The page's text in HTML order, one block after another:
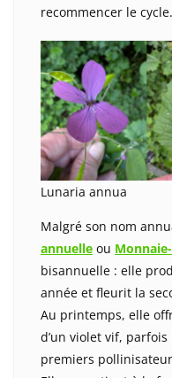
recommencer le cycle.
Lunaria annua
Malgré son nom
annuelle ou
bisannuelle : elle
année et fleurit la
Au printemps, elle
d’un violet vif,
premiers